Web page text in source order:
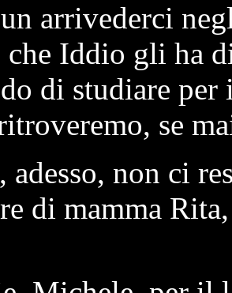
arrivederci
che Iddio gli ha
di studiare
se
adesso, non ci
di mamma